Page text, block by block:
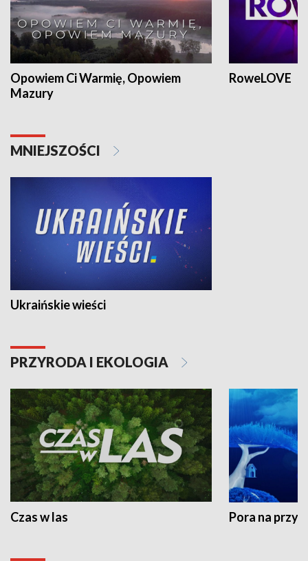
Opowiem Ci Warmię, Opowiem
Mazury
RoweLOVE
MNIEJSZOŚCI
Ukraińskie wieści
PRZYRODA I EKOLOGIA
Czas w las Pora na